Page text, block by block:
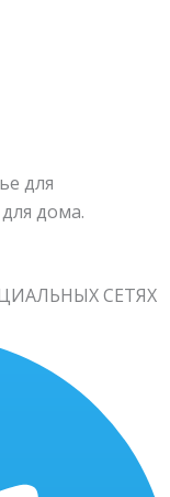
для
дома.
СЕТЯХ